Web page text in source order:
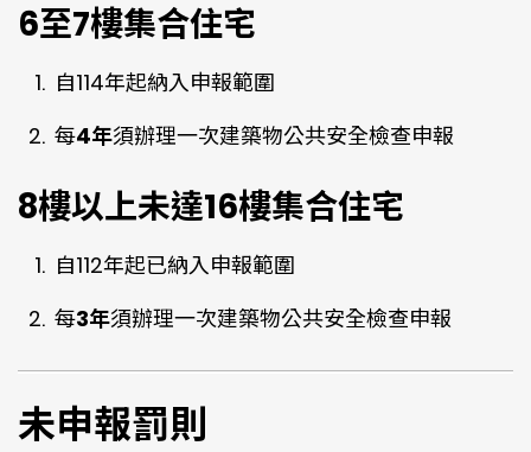
6至7樓集合住宅
自114年起納入申報範圍
每4年須辦理一次建築物公共安全檢查申報
8樓以上未達16樓集合住宅
自112年起已納入申報範圍
每3年須辦理一次建築物公共安全檢查申報
未申報罰則